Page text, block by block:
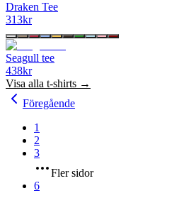
Draken Tee
313kr
Seagull tee
438kr
Visa alla t-shirts →
Föregående
1
2
3
Fler sidor
6